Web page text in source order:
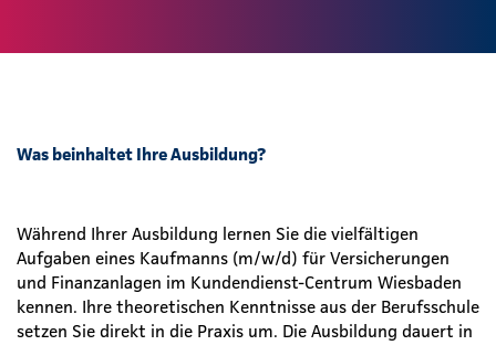
Was beinhaltet Ihre Ausbildung?
Während Ihrer Ausbildung lernen Sie die vielfältigen
Aufgaben eines Kaufmanns (m/w/d) für Versicherungen
und Finanzanlagen im Kundendienst-Centrum Wiesbaden
kennen. Ihre theoretischen Kenntnisse aus der Berufsschule
setzen Sie direkt in die Praxis um. Die Ausbildung dauert in